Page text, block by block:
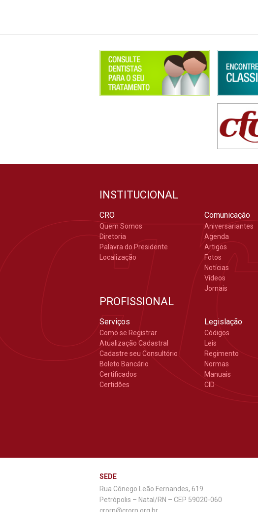
INSTITUCIONAL
CRO
Quem Somos
Diretoria
Palavra do Presidente
Localização
Comunicação
Aniversariantes
Agenda
Artigos
Fotos
Notícias
Vídeos
Jornais
PROFISSIONAL
Serviços
Como se Registrar
Atualização Cadastral
Cadastre seu Consultório
Boleto Bancário
Certificados
Certidões
Legislação
Códigos
Leis
Regimento
Normas
Manuais
CID
SEDE
Rua Cônego Leão Fernandes, 619
Petrópolis – Natal/RN – CEP 59020-060